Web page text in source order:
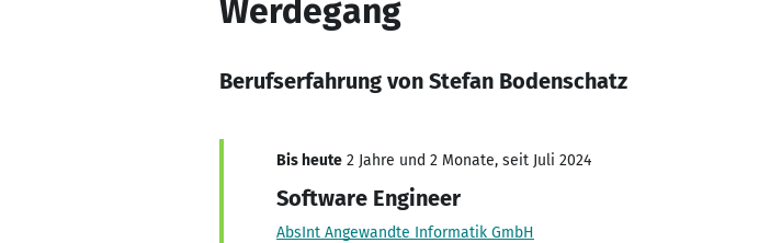
Werdegang
Berufserfahrung von Stefan Bodenschatz
Bis heute 2 Jahre und 2 Monate, seit Juli 2024
Software Engineer
AbsInt Angewandte Informatik GmbH